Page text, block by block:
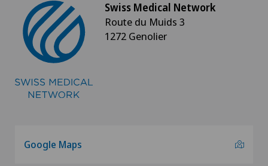
Swiss Medical Network
Route du Muids 3
1272 Genolier
Google Maps